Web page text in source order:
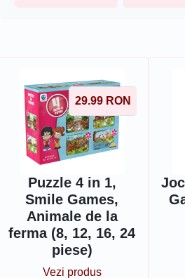
29.99 RON
Puzzle 4 in 1,
Smile Games,
Animale de la
ferma (8, 12, 16, 24
piese)
Vezi produs